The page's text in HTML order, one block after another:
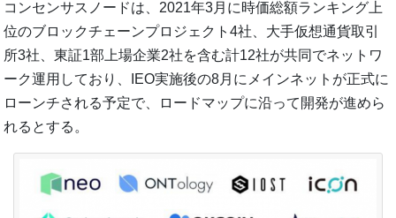
コンセンサスノードは、2021年3月に時価総額ランキング上
位のブロックチェーンプロジェクト4社、大手仮想通貨取引
所3社、東証1部上場企業2社を含む計12社が共同でネットワ
ーク運用しており、IEO実施後の8月にメインネットが正式に
ローンチされる予定で、ロードマップに沿って開発が進めら
れるとする。